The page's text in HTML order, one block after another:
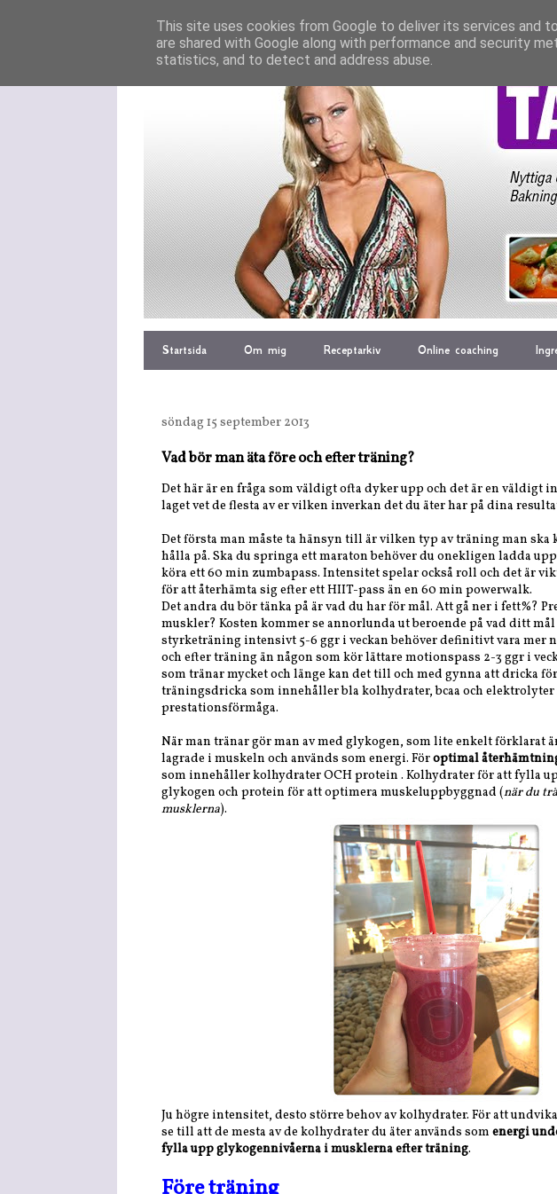
Startsida Om mig Receptarkiv Online coaching
söndag 15 september 2013
Vad bör man äta före och efter träning?
Det här är en fråga som väldigt ofta dyker upp och det är en väldigt
laget vet de flesta av er vilken inverkan det du äter har på dina
Det första man måste ta hänsyn till är vilken typ av träning man ska
hålla på. Ska du springa ett maraton behöver du onekligen ladda
köra ett 60 min zumbapass. Intensitet spelar också roll och det är
för att återhämta sig efter ett HIIT-pass än en 60 min powerwalk.
Det andra du bör tänka på är vad du har för mål. Att gå ner i fett%?
muskler? Kosten kommer se annorlunda ut beroende på vad ditt
styrketräning intensivt 5-6 ggr i veckan behöver definitivt vara mer
och efter träning än någon som kör lättare motionspass 2-3 ggr i
som tränar mycket och länge kan det till och med gynna att dricka
träningsdricka som innehåller bla kolhydrater, bcaa och elektrolyter
prestationsförmåga.
När man tränar gör man av med glykogen, som lite enkelt förklarat
lagrade i muskeln och används som energi. Föroptimal
som innehåller kolhydrater OCH protein . Kolhydrater för att fylla
glykogen och protein för att optimera muskeluppbyggnad (när du
musklerna).
Ju högre intensitet, desto större behov av kolhydrater. För att
se till att de mesta av de kolhydrater du äter används som energi
fylla upp glykogennivåerna i musklerna efter träning.
This site uses cookies from Google to deliver its services and
are shared with Google along with performance and security
statistics, and to detect and address abuse.